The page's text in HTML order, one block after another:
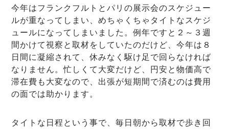
今年はフランクフルトとパリの展示会のスケジュー
ルが重なってしまい、めちゃくちゃタイトなスケジ
ュールになってしまいました。例年ですと２～３週
間かけて視察と取材をしていたのだけど、今年は８
日間に凝縮されて、休みなく駆け足で回らなければ
なりません。忙しくて大変だけど、円安と物価高で
滞在費も大変なので、出張が短期間で済むのは費用
の面では助かります。
タイトな日程という事で、毎日朝から取材で歩き回